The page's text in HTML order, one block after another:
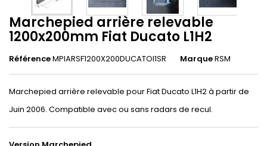
Marchepied arrière relevable
1200x200mm Fiat Ducato L1H2
RéférenceMPIARSF1200X200DUCATOl1SR MarqueRSM
Marchepied arrière relevable pour Fiat Ducato L1H2 à partir de
Juin 2006. Compatible avec ou sans radars de recul.